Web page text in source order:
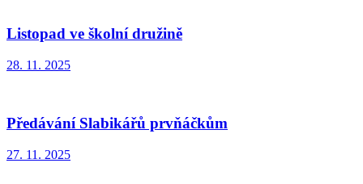
Listopad ve školní družině
28. 11. 2025
Předávání Slabikářů prvňáčkům
27. 11. 2025